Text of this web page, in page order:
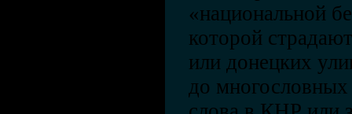
«национальной
которой
или донецких
до